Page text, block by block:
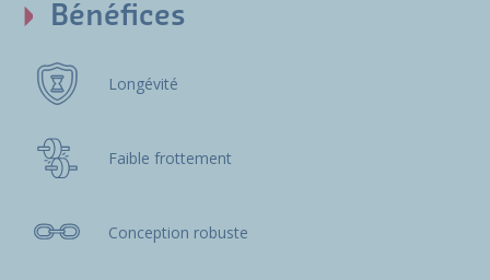
Bénéfices
Longévité
Faible frottement
Conception robuste